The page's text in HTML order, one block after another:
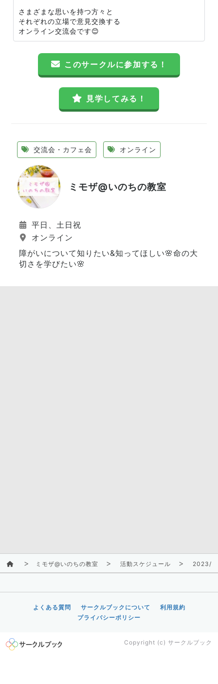
さまざまな思いを持つ方々と
それぞれの立場で意見交換する
オンライン交流会です😊
このサークルに参加する！
見学してみる！
交流会・カフェ会 オンライン
ミモザ@いのちの教室
平日、土日祝
オンライン
障がいについて知りたい&知ってほしい🌸命の大
切さを学びたい🌸
ミモザ@いのちの教室 活動スケジュール 2023/
よくある質問 サークルブックについて
利用規約
プライバシーポリシー
Copyright (c) サークルブック